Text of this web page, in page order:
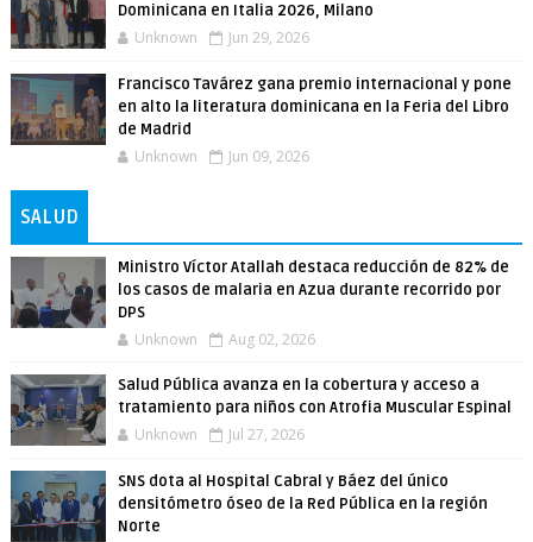
Dominicana en Italia 2026, Milano
Unknown Jun 29, 2026
Francisco Tavárez gana premio internacional y pone
en alto la literatura dominicana en la Feria del Libro
de Madrid
Unknown Jun 09, 2026
SALUD
Ministro Víctor Atallah destaca reducción de 82% de
los casos de malaria en Azua durante recorrido por
DPS
Unknown Aug 02, 2026
Salud Pública avanza en la cobertura y acceso a
tratamiento para niños con Atrofia Muscular Espinal
Unknown Jul 27, 2026
SNS dota al Hospital Cabral y Báez del único
densitómetro óseo de la Red Pública en la región
Norte